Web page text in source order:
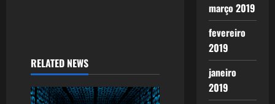
RELATED NEWS
março 2019
fevereiro
2019
janeiro
2019